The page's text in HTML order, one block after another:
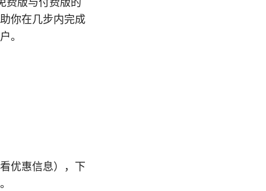
你在几步内完成
。
优惠信息），下